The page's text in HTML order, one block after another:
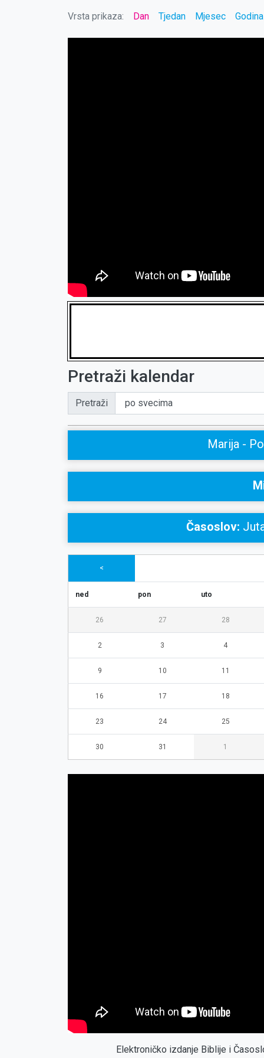
Vrsta prikaza: Dan Tjedan Mjesec Godina
Pretraži kalendar
Pretraži
Marija -
Časoslov:
<
ned pon uto
26 27 28
2 3 4
9 10 11
16 17 18
23 24 25
30 31 1
Elektroničko izdanje Biblije i